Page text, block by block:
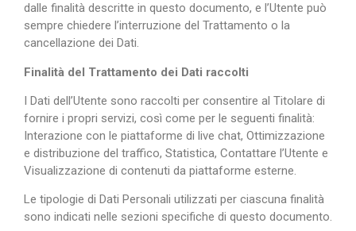
dalle finalità descritte in questo documento, e l’Utente può
sempre chiedere l’interruzione del Trattamento o la
cancellazione dei Dati.
Finalità del Trattamento dei Dati raccolti
I Dati dell’Utente sono raccolti per consentire al Titolare di
fornire i propri servizi, così come per le seguenti finalità:
Interazione con le piattaforme di live chat, Ottimizzazione
e distribuzione del traffico, Statistica, Contattare l’Utente e
Visualizzazione di contenuti da piattaforme esterne.
Le tipologie di Dati Personali utilizzati per ciascuna finalità
sono indicati nelle sezioni specifiche di questo documento.